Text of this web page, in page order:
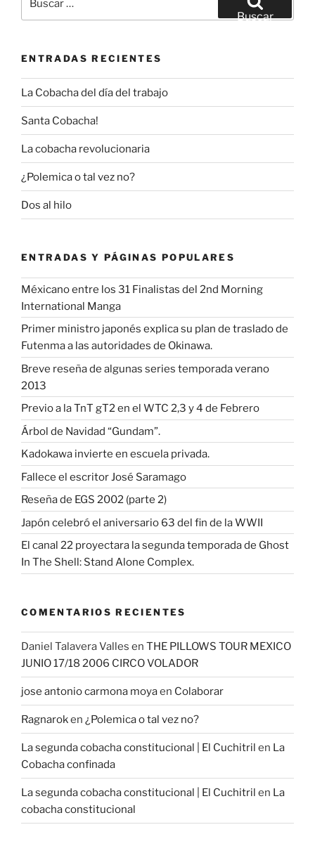
por:
Buscar
ENTRADAS RECIENTES
La Cobacha del día del trabajo
Santa Cobacha!
La cobacha revolucionaria
¿Polemica o tal vez no?
Dos al hilo
ENTRADAS Y PÁGINAS POPULARES
Méxicano entre los 31 Finalistas del 2nd Morning
International Manga
Primer ministro japonés explica su plan de traslado de
Futenma a las autoridades de Okinawa.
Breve reseña de algunas series temporada verano
2013
Previo a la TnT gT2 en el WTC 2,3 y 4 de Febrero
Árbol de Navidad “Gundam”.
Kadokawa invierte en escuela privada.
Fallece el escritor José Saramago
Reseña de EGS 2002 (parte 2)
Japón celebró el aniversario 63 del fin de la WWII
El canal 22 proyectara la segunda temporada de Ghost
In The Shell: Stand Alone Complex.
COMENTARIOS RECIENTES
Daniel Talavera Valles en THE PILLOWS TOUR MEXICO
JUNIO 17/18 2006 CIRCO VOLADOR
jose antonio carmona moyaen Colaborar
Ragnaroken ¿Polemica o tal vez no?
La segunda cobacha constitucional | El Cuchitril en La
Cobacha confinada
La segunda cobacha constitucional | El Cuchitril en La
cobacha constitucional